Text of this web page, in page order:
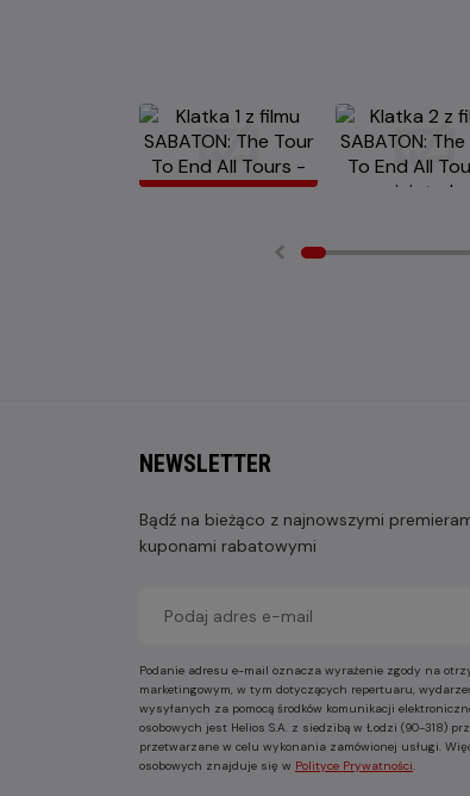
NEWSLETTER
Bądź na bieżąco z najnowszymi
kuponami rabatowymi
Podanie adresu e-mail oznacza wyrażenie zgody na
marketingowym, w tym dotyczących repertuaru,
wysyłanych za pomocą środków komunikacji
osobowych jest Helios S.A. z siedzibą w Łodzi (90-318)
przetwarzane w celu wykonania zamówionej usługi.
osobowych znajduje się w Polityce Prywatności.